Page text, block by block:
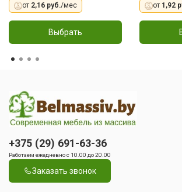
от 2,16 руб./мес
Выбрать
от 1,92
+375 (29) 691-63-36
Работаем ежедневно с 10.00 до 20.00
Заказать звонок